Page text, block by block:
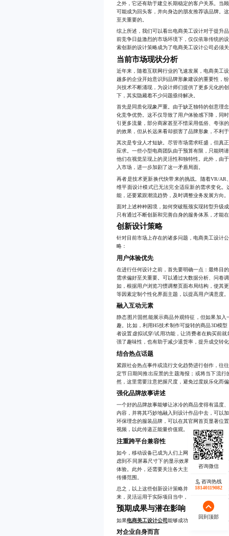
之外，它还有助于建立长期稳定的客户关系。当
可能成为回头客，并向身边的朋友推荐该品牌。
至关重要的。
综上所述，我们可以看出电商美工设计对于提升
前竞争日益激烈的市场环境下，仅仅依靠传统的
索创新的设计策略成为了电商美工设计公司必须
当前市场现状分析
近年来，随着互联网行业的飞速发展，电商美工
越多的企业开始意识到品牌形象建设的重要性，
兴技术不断涌现，为设计师们提供了更多元化的
下，其实隐藏着不少问题亟待解决。
首先是同质化现象严重。由于缺乏独特的创意理
化竞争优势。这不仅导致了用户体验感下降，同
引更多流量，部分商家甚至不惜采用低俗、夸张
的效果，但从长远来看却损害了品牌形象，不利
其次是专业人才短缺。尽管市场需求旺盛，但真
应求。一些小型电商团队由于预算有限，只能聘
他们在视觉呈现上的灵活性和独特性。此外，由
入市场，进一步加剧了这一矛盾局面。
再者是技术更新换代快带来的挑战。随着VR/
维平面设计模式已无法完全适应新的需求变化
能，还要紧跟潮流趋势，及时调整业务发展方向
面对上述种种困境，如何突破瓶颈实现转型升级
只有通过不断创新和完善自身的服务体系，才能
创新设计策略
针对目前市场上存在的诸多问题，电商美工设计
略：
用户体验优先
在进行任何设计之前，首先要明确一点：最终目
需求偏好至关重要。可以通过大数据分析、问卷
如，根据用户浏览习惯调整页面布局结构，使其
等因素定制个性化界面主题，以提高用户满意度。
融入互动元素
静态图片固然能展示商品外观特征，但如果加
趣。比如，利用H5技术制作可旋转的商品3D模
者设置虚拟试穿/试用功能，让消费者在购买前
强了趣味性，也有助于减少退货率，提升成交转
结合热点话题
紧跟社会热点事件或流行文化趋势进行创作，往
定节日期间推出应景的主题海报；或将当下流
然，这里需要注意把握尺度，避免过度娱乐化而
强化品牌故事讲述
一个好的品牌故事能够让冰冷的商品变得有温度
内容，并将其巧妙地融入到设计作品中去，可以
环保理念的服装品牌，可以在其官网首页显著位
视频，以此传递正能量价值观。
注重跨平台兼容性
如今，移动设备已成为人们上网的主要终端之一
虑到不同屏幕尺寸下的显示效果。确保无论是在
体验。此外，还需要关注各大主流社交平台的特
传播范围。
总之，以上这些创新设计策略并非孤立存在，而
来，灵活运用于实际项目当中，才能真正发挥出
预期成果与潜在影响
如果电商美工设计公司能够成功实施上述创新策
对企业自身而言
咨询热线
18140119082
回到顶部